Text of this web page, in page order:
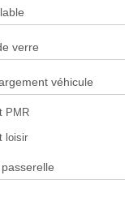
verre
véhicule
PMR
loisir